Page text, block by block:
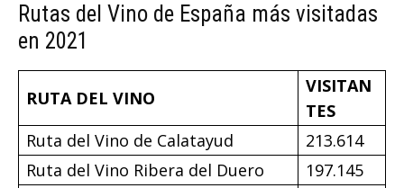
Rutas del Vino de España más visitadas
en 2021
RUTA DEL VINO
VISITAN
TES
Ruta del Vino de Calatayud
213.614
Ruta del Vino Ribera del Duero
197.145